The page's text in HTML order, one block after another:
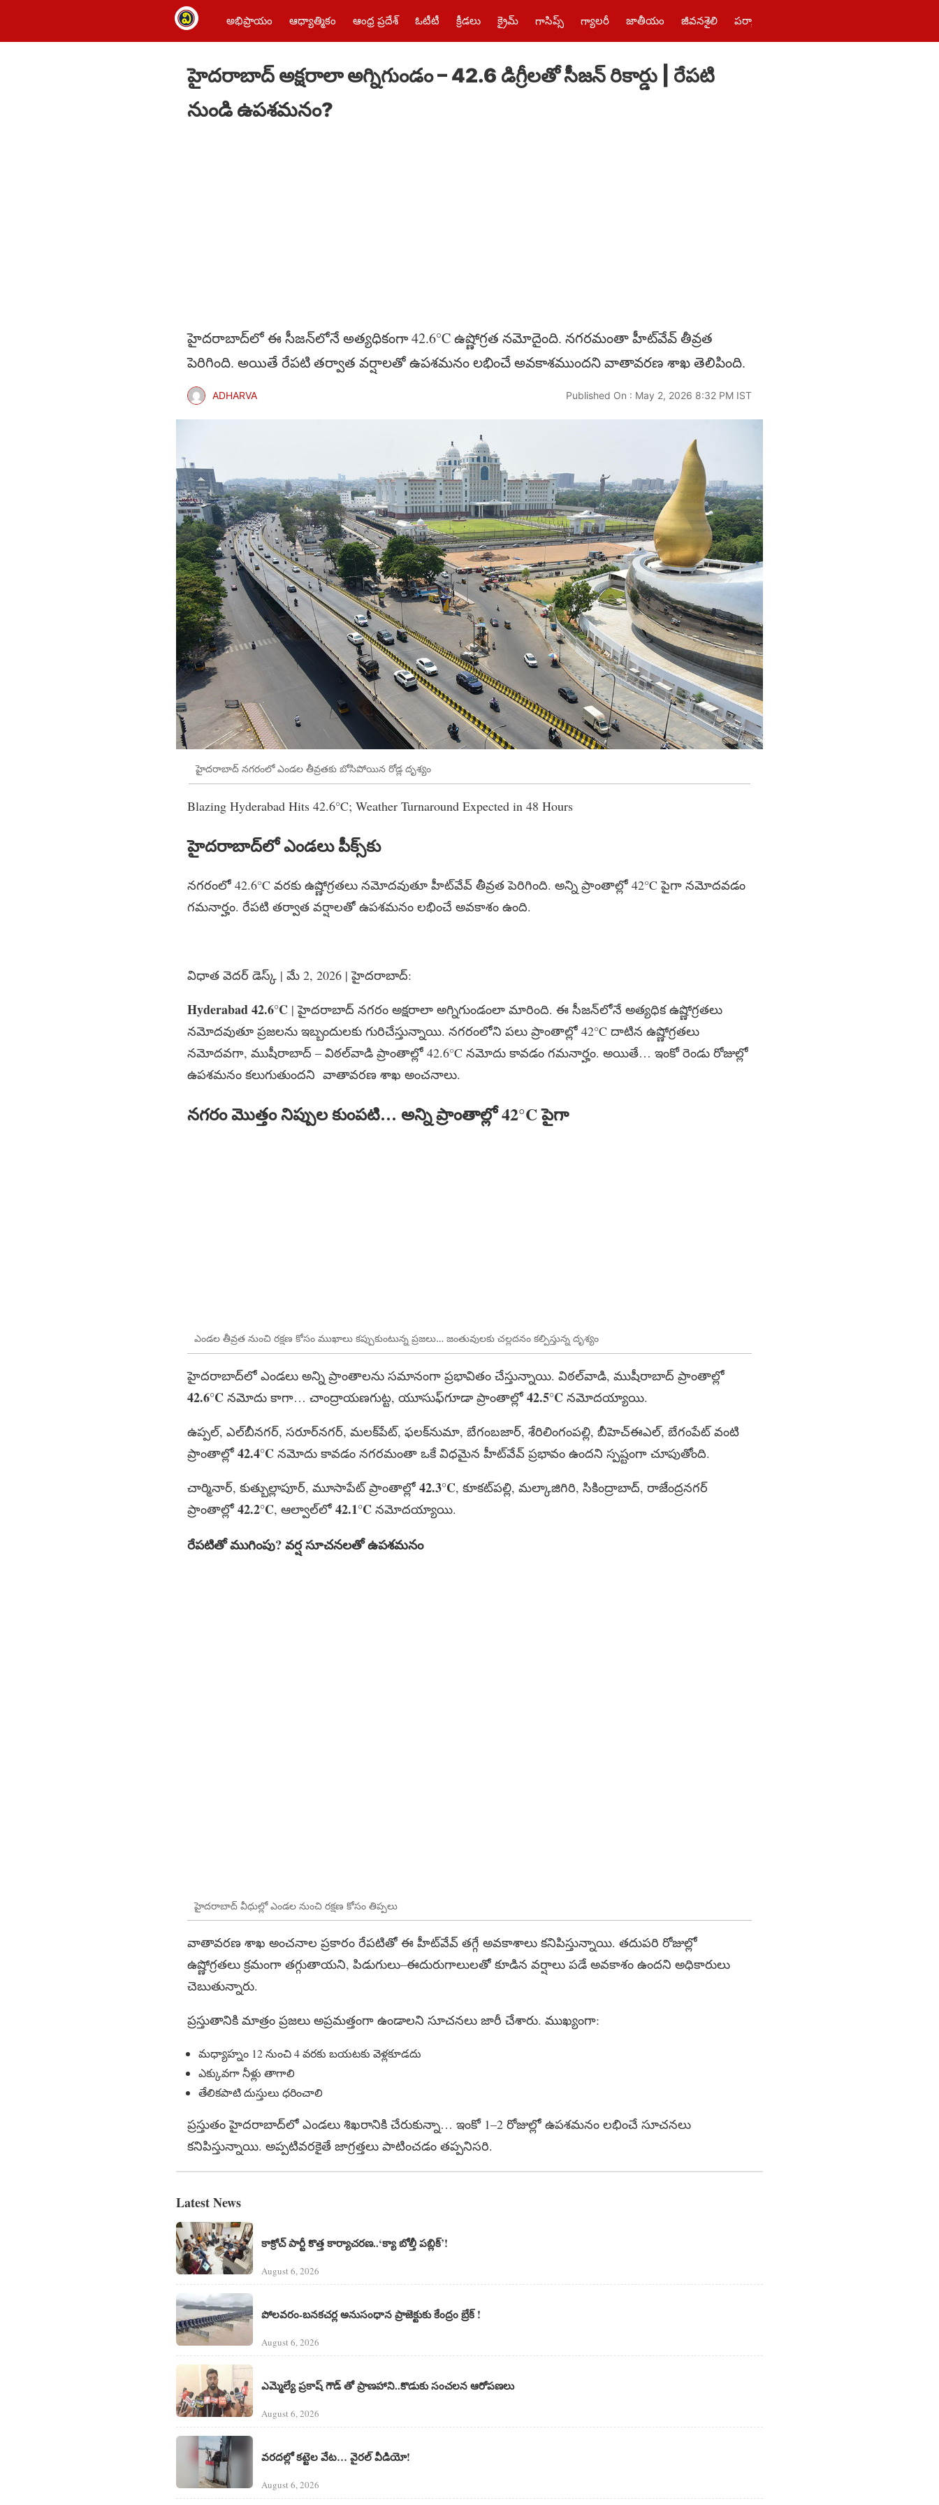
అభిప్రాయం ఆధ్యాత్మికం ఆంధ్ర ప్రదేశ్ ఓటీటీ క్రీడలు క్రైమ్‌ గాసిప్స్ గ్యాలరీ జాతీయం జీవనశైలి పర్యాటకం
హైదరాబాద్​ అక్షరాలా అగ్నిగుండం – 42.6 డిగ్రీలతో సీజన్​ రికార్డు | రేపటి
నుండి ఉపశమనం?
హైదరాబాద్‌లో ఈ సీజన్‌లోనే అత్యధికంగా 42.6°C ఉష్ణోగ్రత నమోదైంది. నగరమంతా హీట్‌వేవ్ తీవ్రత
పెరిగింది. అయితే రేపటి తర్వాత వర్షాలతో ఉపశమనం లభించే అవకాశముందని వాతావరణ శాఖ తెలిపింది.
ADHARVA Published On : May 2, 2026 8:32 PM IST
హైదరాబాద్ నగరంలో ఎండల తీవ్రతకు బోసిపోయిన రోడ్ల దృశ్యం
Blazing Hyderabad Hits 42.6°C; Weather Turnaround Expected in 48 Hours
హైదరాబాద్‌లో ఎండలు పీక్స్‌కు
నగరంలో 42.6°C వరకు ఉష్ణోగ్రతలు నమోదవుతూ హీట్‌వేవ్ తీవ్రత పెరిగింది. అన్ని ప్రాంతాల్లో 42°C పైగా నమోదవడం
గమనార్హం. రేపటి తర్వాత వర్షాలతో ఉపశమనం లభించే అవకాశం ఉంది.
విధాత వెదర్​ డెస్క్​ | మే 2, 2026 | హైదరాబాద్​:
Hyderabad 42.6°C | హైదరాబాద్ నగరం అక్షరాలా అగ్నిగుండంలా మారింది. ఈ సీజన్‌లోనే అత్యధిక ఉష్ణోగ్రతలు
నమోదవుతూ ప్రజలను ఇబ్బందులకు గురిచేస్తున్నాయి. నగరంలోని పలు ప్రాంతాల్లో 42°C దాటిన ఉష్ణోగ్రతలు
నమోదవగా, ముషీరాబాద్ – విఠల్​వాడి ప్రాంతాల్లో 42.6°C నమోదు కావడం గమనార్హం. అయితే… ఇంకో రెండు రోజుల్లో
ఉపశమనం కలుగుతుందని వాతావరణ శాఖ అంచనాలు.
నగరంమొత్తంనిప్పుల కుంపటి… అన్నిప్రాంతాల్లో42°Cపైగా
ఎండల తీవ్రత నుంచి రక్షణ కోసం ముఖాలు కప్పుకుంటున్న ప్రజలు… జంతువులకు చల్లదనం కల్పిస్తున్న దృశ్యం
హైదరాబాద్‌లో ఎండలు అన్ని ప్రాంతాలను సమానంగా ప్రభావితం చేస్తున్నాయి. విఠల్​వాడి, ముషీరాబాద్ ప్రాంతాల్లో
42.6°C నమోదు కాగా… చాంద్రాయణగుట్ట, యూసుఫ్‌గూడా ప్రాంతాల్లో42.5°C నమోదయ్యాయి.
ఉప్పల్, ఎల్‌బీనగర్, సరూర్​నగర్​, మలక్‌పేట్, ఫలక్‌నుమా, బేగంబజార్, శేరిలింగంపల్లి, బీహెచ్ఈఎల్, బేగంపేట్ వంటి
ప్రాంతాల్లో42.4°C నమోదు కావడం నగరమంతా ఒకే విధమైన హీట్‌వేవ్ ప్రభావం ఉందని స్పష్టంగా చూపుతోంది.
చార్మినార్, కుత్బుల్లాపూర్, మూసాపేట్ ప్రాంతాల్లో42.3°C, కూకట్‌పల్లి, మల్కాజిగిరి, సికింద్రాబాద్, రాజేంద్రనగర్
ప్రాంతాల్లో42.2°C, ఆల్వాల్‌లో42.1°C నమోదయ్యాయి.
రేపటితోముగింపు?వర్షసూచనలతో ఉపశమనం
హైదరాబాద్ వీధుల్లో ఎండల నుంచి రక్షణ కోసం తిప్పలు
వాతావరణ శాఖ అంచనాల ప్రకారం రేపటితో ఈ హీట్‌వేవ్ తగ్గే అవకాశాలు కనిపిస్తున్నాయి. తదుపరి రోజుల్లో
ఉష్ణోగ్రతలు క్రమంగా తగ్గుతాయని, పిడుగులు–ఈదురుగాలులతో కూడిన వర్షాలు పడే అవకాశం ఉందని అధికారులు
చెబుతున్నారు.
ప్రస్తుతానికి మాత్రం ప్రజలు అప్రమత్తంగా ఉండాలని సూచనలు జారీ చేశారు. ముఖ్యంగా:
మధ్యాహ్నం 12 నుంచి 4 వరకు బయటకు వెళ్లకూడదు
ఎక్కువగా నీళ్లు తాగాలి
తేలికపాటి దుస్తులు ధరించాలి
ప్రస్తుతం హైదరాబాద్‌లో ఎండలు శిఖరానికి చేరుకున్నా… ఇంకో 1–2 రోజుల్లో ఉపశమనం లభించే సూచనలు
కనిపిస్తున్నాయి. అప్పటివరకైతే జాగ్రత్తలు పాటించడం తప్పనిసరి.
Latest News
కాక్రోచ్ పార్టీ కొత్త కార్యాచరణ..‘క్యా బోల్తీ పబ్లిక్’!
August 6, 2026
పోలవరం-బనకచర్ల అనుసంధాన ప్రాజెక్టుకు కేంద్రం బ్రేక్ !
August 6, 2026
ఎమ్మెల్యే ప్రకాష్ గౌడ్ తో ప్రాణహాని..కొడుకు సంచలన ఆరోపణలు
August 6, 2026
వరదల్లో కట్టెల వేట… వైరల్ వీడియో!
August 6, 2026